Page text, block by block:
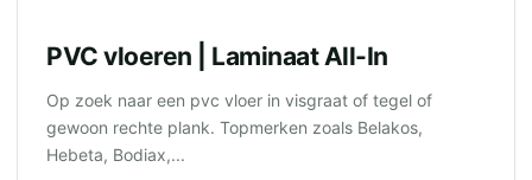
PVC vloeren | Laminaat All-In
Op zoek naar een pvc vloer in visgraat of tegel of
gewoon rechte plank. Topmerken zoals Belakos,
Hebeta, Bodiax,...